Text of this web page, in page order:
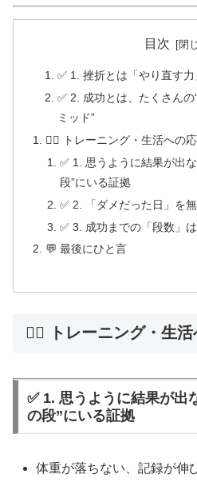
目次
✅ 1. 挫折とは「やり直す
✅ 2. 成功とは、たくさん
ミッド”
🏋️‍♂️ トレーニング・生活への
✅ 1. 思うように結果が出
段”にいる証拠
✅ 2. 「ダメだった日」を
✅ 3. 成功までの「段数」
💬 最後にひと言
🏋️‍♂️ トレーニング・生活
✅ 1. 思うように結果が出
の段”にいる証拠
体重が落ちない、記録が伸